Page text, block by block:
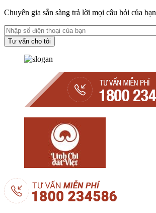
Chuyên gia sẵn sàng trả lời mọi câu hỏi của bạn